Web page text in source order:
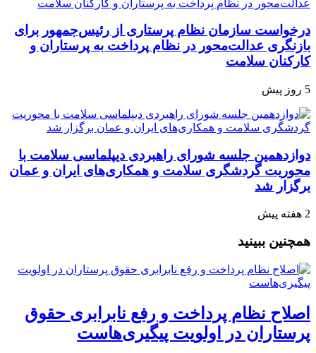
درخواست سازمان نظام پرستاری از رئیس‌جمهور برای
بازنگری عدالت‌محور در نظام پرداخت به پرستاران و
کارکنان سلامت
5 روز پیش
دوازدهمین جلسه شورای راهبردی دیپلماسی سلامت با
محوریت گردشگری سلامت و همکاری‌های ایران و عمان
برگزار شد
2 هفته پیش
همچنین ببینید
اصلاح نظام پرداخت و رفع نابرابری حقوق
پرستاران در اولویت پیگیری‌هاست